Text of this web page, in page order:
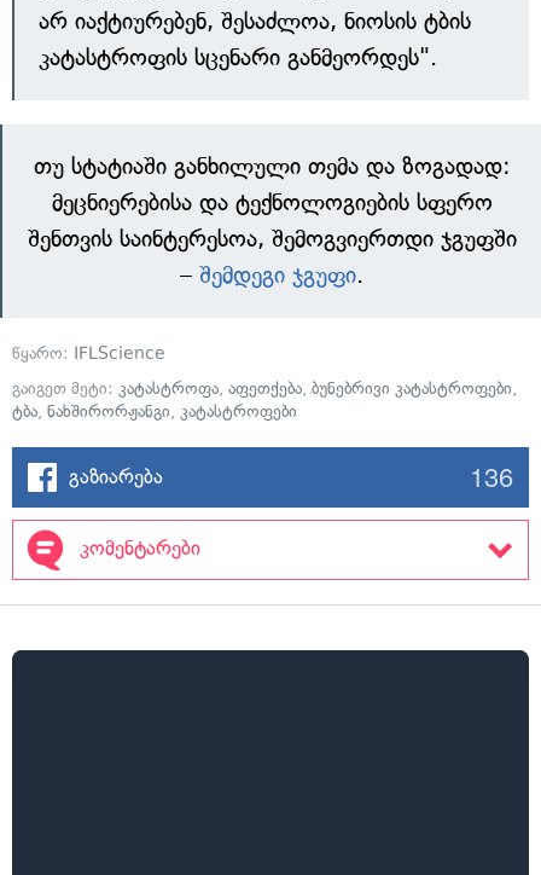
არ იაქტიურებენ, შესაძლოა, ნიოსის ტბის
კატასტროფის სცენარი განმეორდეს".
თუ სტატიაში განხილული თემა და ზოგადად:
მეცნიერებისა და ტექნოლოგიების სფერო
შენთვის საინტერესოა, შემოგვიერთდი ჯგუფში
– შემდეგი ჯგუფი.
წყარო: IFLScience
გაიგეთ მეტი: კატასტროფა, აფეთქება, ბუნებრივი კატასტროფები,
ტბა, ნახშირორჟანგი, კატასტროფები
გაზიარება 136
კომენტარები